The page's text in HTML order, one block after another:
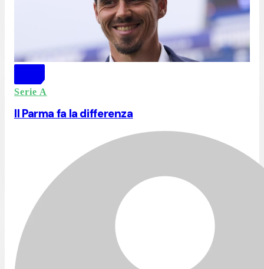
Serie A
Il Parma fa la differenza